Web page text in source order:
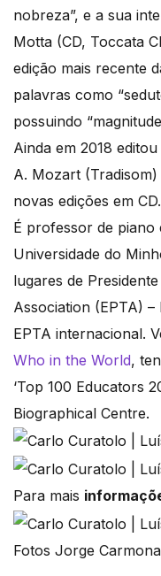
nobreza”, e a sua
Motta (CD, Toccata
edição mais recente
palavras como
possuindo
Ainda em 2018
A. Mozart
novas edições em CD.
É professor de piano
Universidade do
lugares de
Association (EPTA)
EPTA internacional.
Who in the World,
‘Top 100 Educators
Biographical Centre.
Para mais
Fotos Jorge